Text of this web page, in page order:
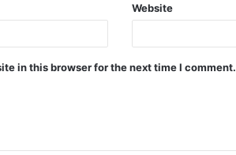
Website
in this browser for the next time I comment.